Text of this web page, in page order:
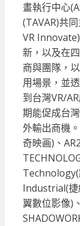
畫執行中心
(TAVAR)共
VR
新，以及在
商與團隊，
用場景，並
到台灣VR/
期能促成台
外輸出商機
奇映画)、
Technology(
Industrial(捷
翼數位影像)